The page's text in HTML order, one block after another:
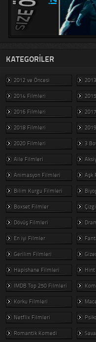
KATEGORILER
2012 ve Öncesi
2014 Filmleri
2016 Filmleri
2018 Filmleri
2020 Filmleri 3
Aile Filmleri
Animasyon Filmleri Aşk
Bilim Kurgu Filmleri
Boxset Filmler
Dövüş Filmleri
En iyi Filmler
Gerilim Filmleri
Hapishane Filmleri
IMDB Top 250 Filmleri
Korku Filmleri
Netflix Filmleri
Romantik Komedi